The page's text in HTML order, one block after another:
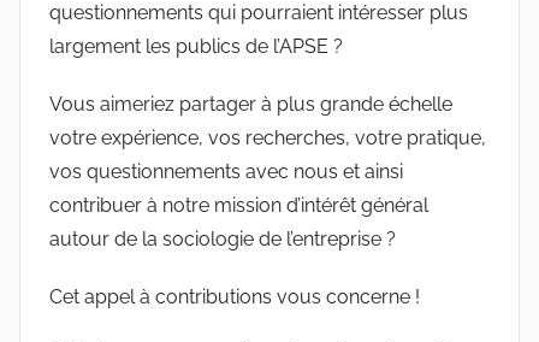
questionnements qui pourraient intéresser plus
largement les publics de l’APSE ?
Vous aimeriez partager à plus grande échelle
votre expérience, vos recherches, votre pratique,
vos questionnements avec nous et ainsi
contribuer à notre mission d’intérêt général
autour de la sociologie de l’entreprise ?
Cet appel à contributions vous concerne !